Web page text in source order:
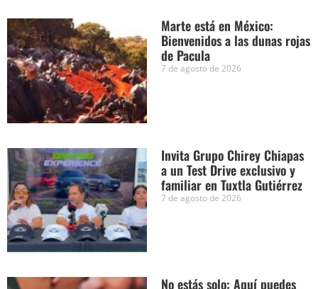
Marte está en México:
Bienvenidos a las dunas rojas
de Pacula
7 de agosto de 2026
Invita Grupo Chirey Chiapas
a un Test Drive exclusivo y
familiar en Tuxtla Gutiérrez
7 de agosto de 2026
No estás solo: Aquí puedes